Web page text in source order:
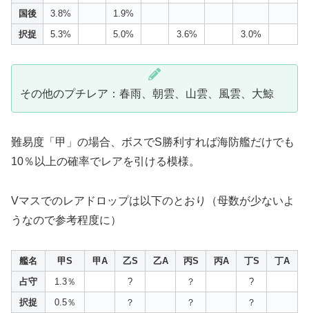
国後 3.8%
1.9%
択捉
5.3% 5.0% 3.6% 3.0%
その他のプチレア：春雨、朝雲、山雲、風雲、大鯨
難易度「甲」の場合、ボスでS勝利すれば海防艦だけでも
10％以上の確率でレアを引ける模様。
Vマスでのレアドロップは以下のとおり（母数が少ないよ
うなので参考程度に）
艦名 甲S 甲A 乙S 乙A 丙S 丙A 丁S
丁A
占守
1.3％ ? ？
?
択捉
0.5％ ？ ？
？